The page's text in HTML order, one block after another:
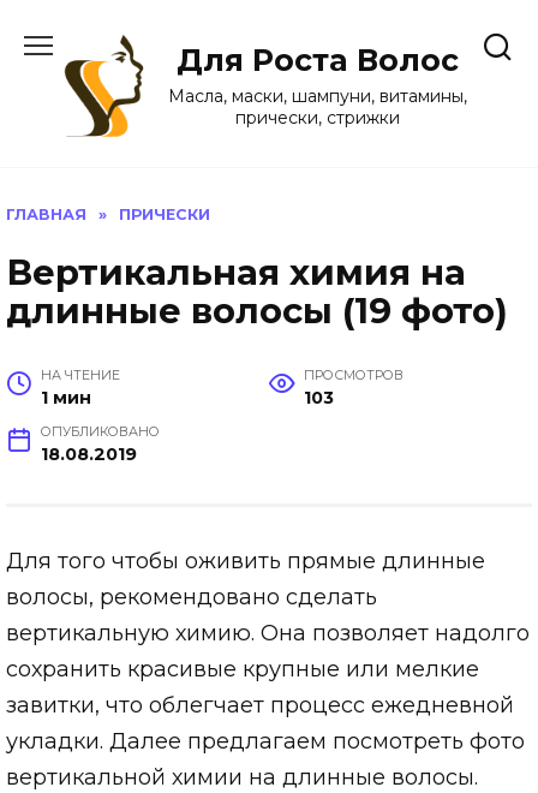
содержанию
Для Роста Волос
Масла, маски, шампуни, витамины,
прически, стрижки
ГЛАВНАЯ » ПРИЧЕСКИ
Вертикальная химия на
длинные волосы (19 фото)
НА ЧТЕНИЕ
1 мин
ПРОСМОТРОВ
103
ОПУБЛИКОВАНО
18.08.2019
Для того чтобы оживить прямые длинные
волосы, рекомендовано сделать
вертикальную химию. Она позволяет надолго
сохранить красивые крупные или мелкие
завитки, что облегчает процесс ежедневной
укладки. Далее предлагаем посмотреть фото
вертикальной химии на длинные волосы.